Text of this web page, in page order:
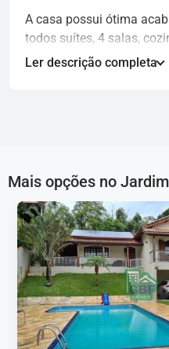
A casa possui ótima
todos suítes, 4 salas,
lavanderia, academia e
Ler descrição completa
Mais opções no